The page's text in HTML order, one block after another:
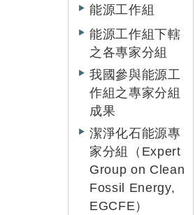
能源工作組
能源工作組下轄
之各專家分組
我國參與能源工
作組之專家分組
成果
潔淨化石能源專
家分組（Expert
Group on Clean
Fossil Energy,
EGCFE）